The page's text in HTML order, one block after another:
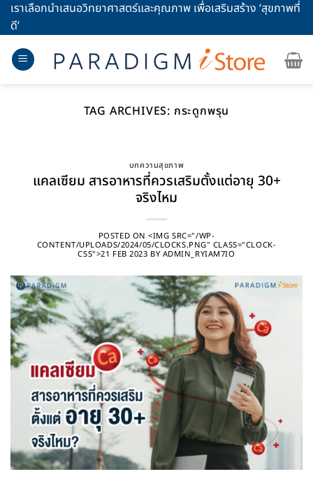
Skipเราเลือกนำเสนอวิทยาศาสตร์และคุณภาพ เพื่อเสริมสร้าง ‘สุขภาพที่
ดี’
TAG ARCHIVES: กระดูกพรุน
บทความสุขภาพ
แคลเซียม สารอาหารที่ควรเสริมตั้งแต่อายุ 30+
จริงไหม
POSTED ON<IMG SRC="/WP-
CONTENT/UPLOADS/2024/05/CLOCKS.PNG" CLASS="CLOCK-
CSS">21 FEB 2023 BYADMIN_RYIAM7IO